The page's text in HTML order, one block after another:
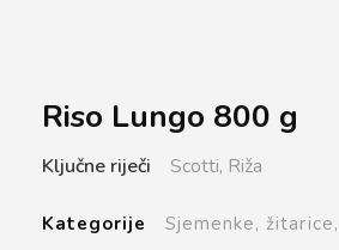
Riso Lungo 800 g
Ključne riječi Scotti, Riža
Kategorije Sjemenke,